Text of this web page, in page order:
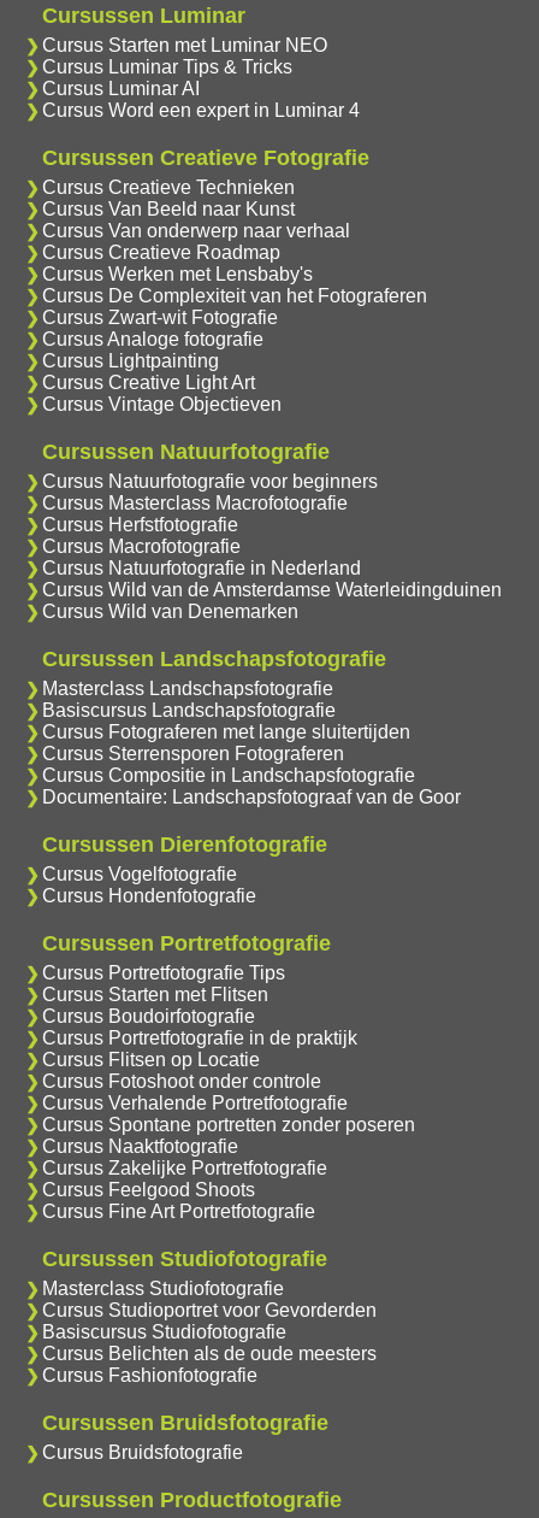
Cursussen Luminar
Cursus Starten met Luminar NEO
Cursus Luminar Tips & Tricks
Cursus Luminar AI
Cursus Word een expert in Luminar 4
Cursussen Creatieve Fotografie
Cursus Creatieve Technieken
Cursus Van Beeld naar Kunst
Cursus Van onderwerp naar verhaal
Cursus Creatieve Roadmap
Cursus Werken met Lensbaby's
Cursus De Complexiteit van het Fotograferen
Cursus Zwart-wit Fotografie
Cursus Analoge fotografie
Cursus Lightpainting
Cursus Creative Light Art
Cursus Vintage Objectieven
Cursussen Natuurfotografie
Cursus Natuurfotografie voor beginners
Cursus Masterclass Macrofotografie
Cursus Herfstfotografie
Cursus Macrofotografie
Cursus Natuurfotografie in Nederland
Cursus Wild van de Amsterdamse Waterleidingduinen
Cursus Wild van Denemarken
Cursussen Landschapsfotografie
Masterclass Landschapsfotografie
Basiscursus Landschapsfotografie
Cursus Fotograferen met lange sluitertijden
Cursus Sterrensporen Fotograferen
Cursus Compositie in Landschapsfotografie
Documentaire: Landschapsfotograaf van de Goor
Cursussen Dierenfotografie
Cursus Vogelfotografie
Cursus Hondenfotografie
Cursussen Portretfotografie
Cursus Portretfotografie Tips
Cursus Starten met Flitsen
Cursus Boudoirfotografie
Cursus Portretfotografie in de praktijk
Cursus Flitsen op Locatie
Cursus Fotoshoot onder controle
Cursus Verhalende Portretfotografie
Cursus Spontane portretten zonder poseren
Cursus Naaktfotografie
Cursus Zakelijke Portretfotografie
Cursus Feelgood Shoots
Cursus Fine Art Portretfotografie
Cursussen Studiofotografie
Masterclass Studiofotografie
Cursus Studioportret voor Gevorderden
Basiscursus Studiofotografie
Cursus Belichten als de oude meesters
Cursus Fashionfotografie
Cursussen Bruidsfotografie
Cursus Bruidsfotografie
Cursussen Productfotografie